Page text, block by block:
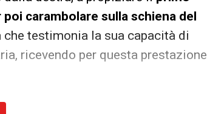
carambolare sulla schiena del
testimonia la sua capacità di
ricevendo per questa prestazione